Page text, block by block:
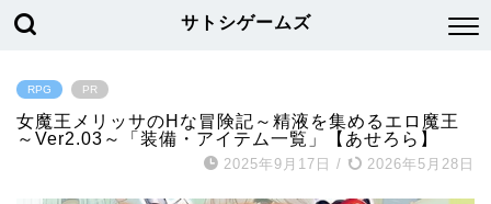
サトシゲームズ
RPG PR
女魔王メリッサのHな冒険記～精液を集めるエロ魔王
～Ver2.03～「装備・アイテム一覧」【あせろら】
2025年9月17日 / 2026年5月28日